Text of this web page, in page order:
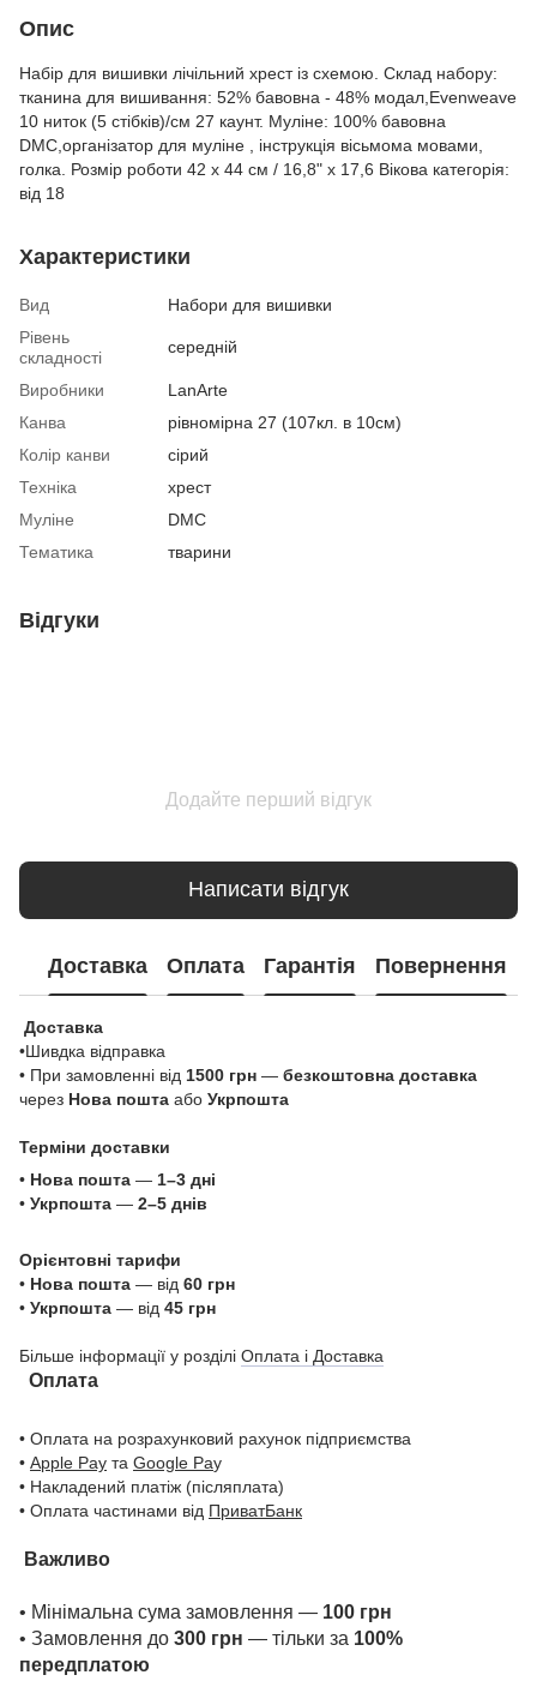
Опис
Набір для вишивки лічільний хрест із схемою. Склад набору:
тканина для вишивання: 52% бавовна - 48% модал,Evenweave
10 ниток (5 стібків)/см 27 каунт. Муліне: 100% бавовна
DMC,організатор для муліне , інструкція вісьмома мовами,
голка. Розмір роботи 42 x 44 см / 16,8" x 17,6 Вікова категорія:
від 18
Характеристики
Вид
Набори для вишивки
Рівень
складності
середній
Виробники
LanArte
Канва
рівномірна 27 (107кл. в 10см)
Колір канви
сірий
Техніка
хрест
Муліне
DMC
Тематика
тварини
Відгуки
Додайте перший відгук
Написати відгук
Доставка Оплата Гарантія Повернення
Доставка
•Шивдка відправка
• При замовленні від 1500 грн — безкоштовна доставка
через Нова пошта або Укрпошта
Терміни доставки
• Нова пошта — 1–3 дні
• Укрпошта — 2–5 днів
Орієнтовні тарифи
• Нова пошта — від 60 грн
• Укрпошта — від 45 грн
Більше інформації у розділі Оплата і Доставка
Оплата
• Оплата на розрахунковий рахунок підприємства
• Apple Pay та Google Pay
• Накладений платіж (післяплата)
• Оплата частинами від ПриватБанк
Важливо
• Мінімальна сума замовлення — 100 грн
• Замовлення до 300 грн — тільки за 100%
передплатою